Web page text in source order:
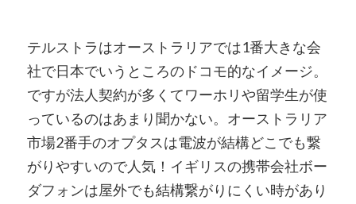
テルストラはオーストラリアでは1番大きな会
社で日本でいうところのドコモ的なイメージ。
ですが法人契約が多くてワーホリや留学生が使
っているのはあまり聞かない。オーストラリア
市場2番手のオプタスは電波が結構どこでも繋
がりやすいので人気！イギリスの携帯会社ボー
ダフォンは屋外でも結構繋がりにくい時があり